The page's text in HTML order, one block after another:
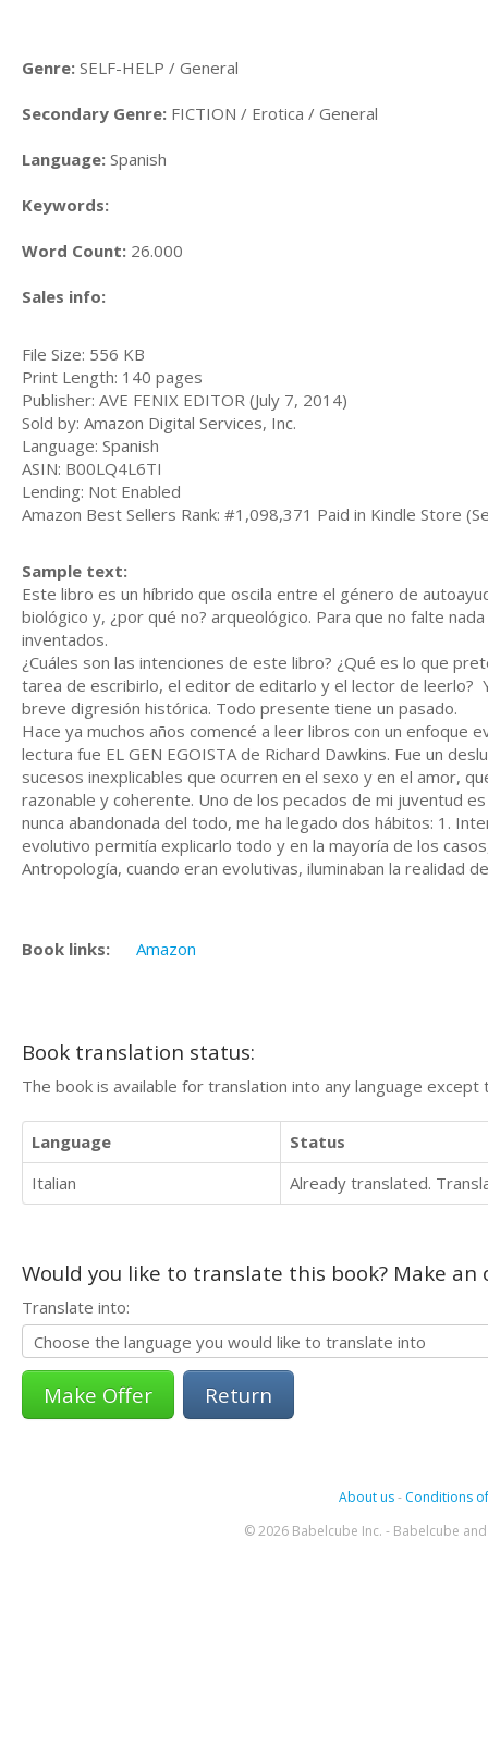
Genre: SELF-HELP / General
Secondary Genre: FICTION / Erotica / General
Language: Spanish
Keywords:
Word Count: 26.000
Sales info:
File Size: 556 KB
Print Length: 140 pages
Publisher: AVE FENIX EDITOR (July 7, 2014)
Sold by: Amazon Digital Services, Inc.
Language: Spanish
ASIN: B00LQ4L6TI
Lending: Not Enabled
Amazon Best Sellers Rank: #1,098,371 Paid in Kindle Store
Sample text:
Este libro es un híbrido que oscila entre el género de
biológico y, ¿por qué no? arqueológico. Para que no falte
inventados.
¿Cuáles son las intenciones de este libro? ¿Qué es lo que
tarea de escribirlo, el editor de editarlo y el lector de leerlo?
breve digresión histórica. Todo presente tiene un pasado.
Hace ya muchos años comencé a leer libros con un enfoque
lectura fue EL GEN EGOISTA de Richard Dawkins. Fue un
sucesos inexplicables que ocurren en el sexo y en el amor,
razonable y coherente. Uno de los pecados de mi juventud
nunca abandonada del todo, me ha legado dos hábitos: 1.
evolutivo permitía explicarlo todo y en la mayoría de los
Antropología, cuando eran evolutivas, iluminaban la realidad
Book links: Amazon
Book translation status:
The book is available for translation into any language
Language
Status
Italian
Already translated.
Would you like to translate this book? Make
Translate into:
Return
About us- Conditions
© 2026 Babelcube Inc. - Babelcube